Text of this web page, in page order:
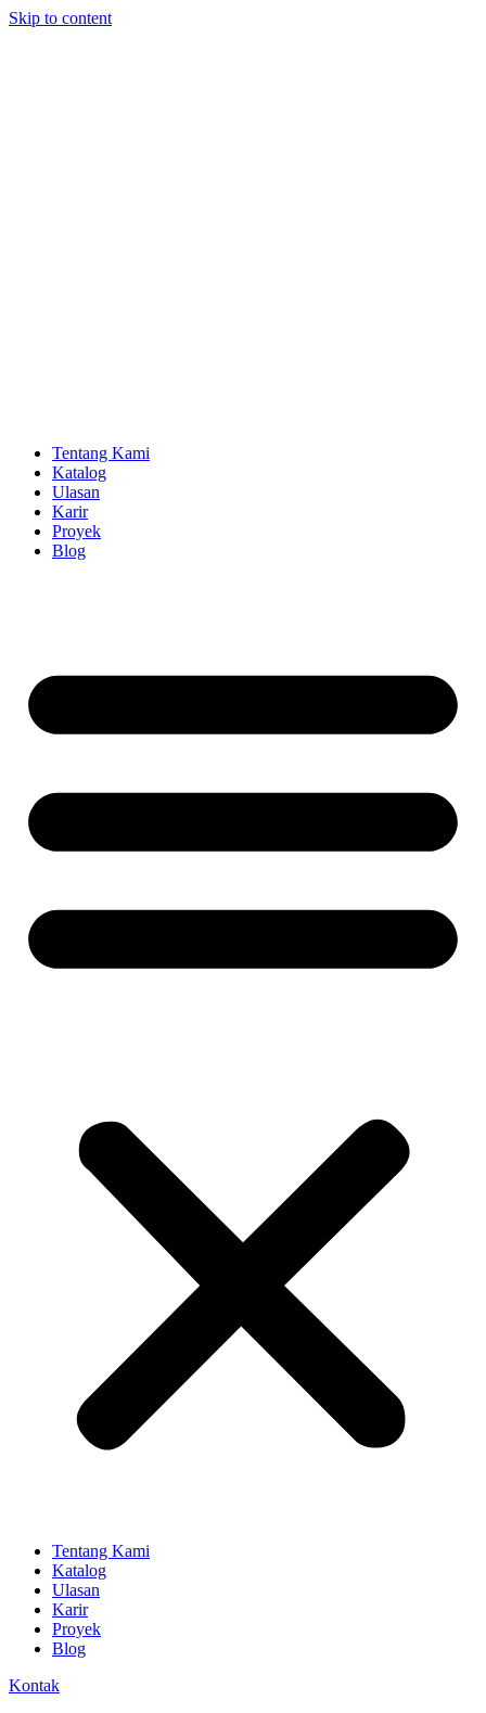
Skip to content
Tentang Kami
Katalog
Ulasan
Karir
Proyek
Blog
Tentang Kami
Katalog
Ulasan
Karir
Proyek
Blog
Kontak